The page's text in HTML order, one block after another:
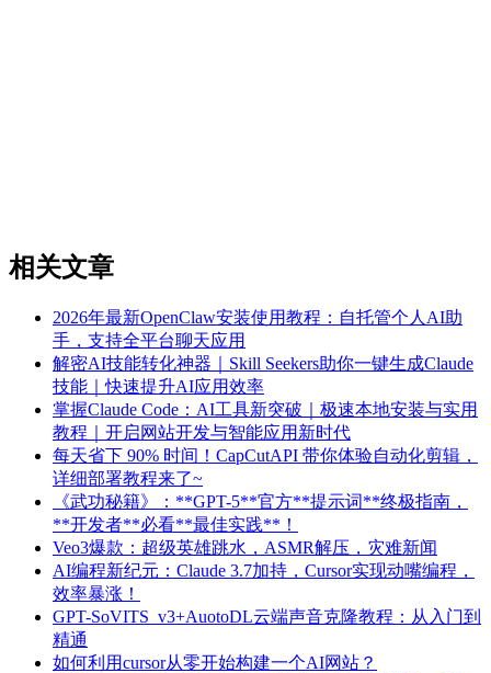
相关文章
2026年最新OpenClaw安装使用教程：自托管个人AI助
手，支持全平台聊天应用
解密AI技能转化神器｜Skill Seekers助你一键生成Claude
技能｜快速提升AI应用效率
掌握Claude Code：AI工具新突破｜极速本地安装与实用
教程｜开启网站开发与智能应用新时代
每天省下 90% 时间！CapCutAPI 带你体验自动化剪辑，
详细部署教程来了~
《武功秘籍》：**GPT-5**官方**提示词**终极指南，
**开发者**必看**最佳实践**！
Veo3爆款：超级英雄跳水，ASMR解压，灾难新闻
AI编程新纪元：Claude 3.7加持，Cursor实现动嘴编程，
效率暴涨！
GPT-SoVITS_v3+AuotoDL云端声音克隆教程：从入门到
精通
如何利用cursor从零开始构建一个AI网站？